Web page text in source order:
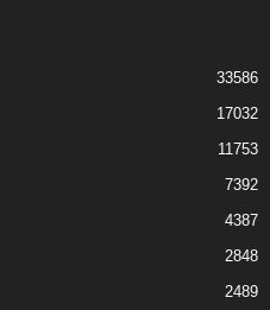
33586
17032
11753
7392
4387
2848
2489